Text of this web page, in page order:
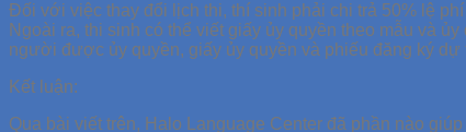
Đối với việc thay đổi lịch thi, thí sinh phải chi trả 50% lệ
Ngoài ra, thi sinh có thể viết giấy ủy quyền theo mẫu và
người được ủy quyền, giấy ủy quyền và phiếu đăng ký dự
Kết luận:
Qua bài viết trên, Halo Language Center đã phần nào